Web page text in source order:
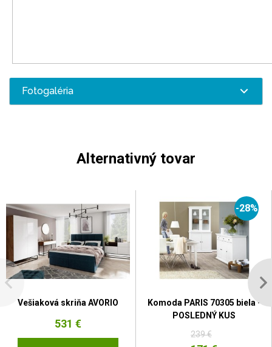
Fotogaléria
Alternativný tovar
Vešiaková skriňa AVORIO
531 €
-28%
Komoda PARIS 70305 biela -
POSLEDNÝ KUS
239 €